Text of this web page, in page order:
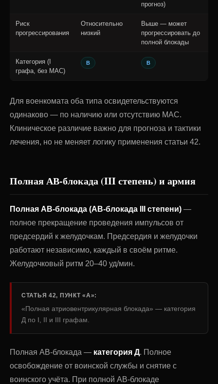
прогноз)
Риск
прогрессирования
Относительно
низкий
Выше — может
прогрессировать до
полной блокады
Категория (I
графа, без МАС)
В В
Для военкомата оба типа освидетельствуются
одинаково — по наличию или отсутствию МАС.
Клиническое различие важно для прогноза и тактики
лечения, но не меняет логику применения статьи 42.
Полная АВ-блокада (III степень) и армия
Полная АВ-блокада (АВ-блокада III степени) —
полное прекращение проведения импульсов от
предсердий к желудочкам. Предсердия и желудочки
работают независимо, каждый в своём ритме.
Желудочковый ритм 20–40 уд/мин.
СТАТЬЯ 42, ПУНКТ «А»:
«Полная атриовентрикулярная блокада» — категория
Д по I, II и III графам.
Полная АВ-блокада — категория Д. Полное
освобождение от воинской службы и снятие с
воинского учёта. При полной АВ-блокаде